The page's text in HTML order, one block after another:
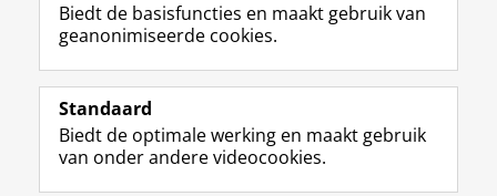
Volg de RUG
F
a
e
b
L
i
k
e
R
S
-
f
I
n
t
Y
o
T
Studiekiezers
Biedt de basisfuncties en maakt gebruik van
geanonimiseerde cookies.
Standaard
Biedt de optimale werking en maakt gebruik
van onder andere videocookies.